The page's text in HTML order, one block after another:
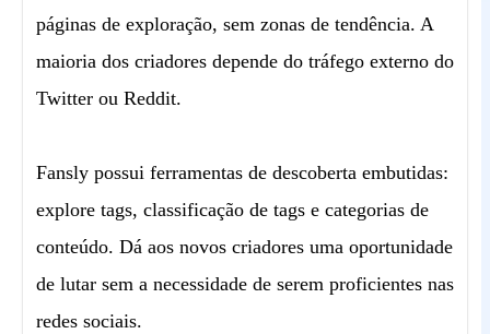
páginas de exploração, sem zonas de tendência. A
maioria dos criadores depende do tráfego externo do
Twitter ou Reddit.
Fansly possui ferramentas de descoberta embutidas:
explore tags, classificação de tags e categorias de
conteúdo. Dá aos novos criadores uma oportunidade
de lutar sem a necessidade de serem proficientes nas
redes sociais.